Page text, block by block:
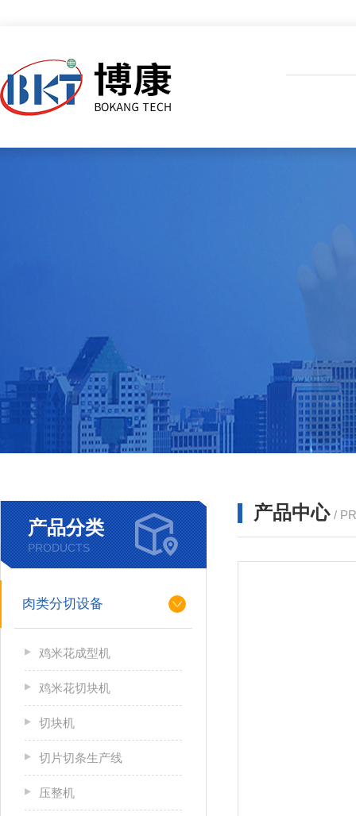
产品分类
PRODUCTS
肉类分切设备
鸡米花成型机
鸡米花切块机
切块机
切片切条生产线
压整机
产品中心 /